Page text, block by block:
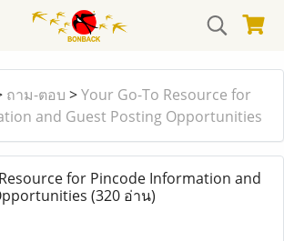
ถาม-ตอบ >Your Go-To Resource for
and Guest Posting Opportunities
for Pincode Information and
(320 อ่าน)